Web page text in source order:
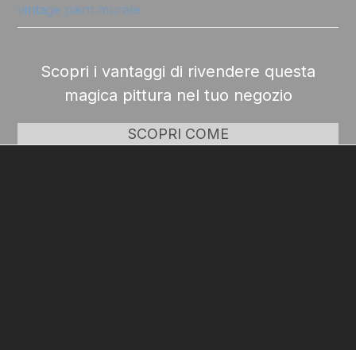
vintage paint murale
Scopri i vantaggi di rivendere questa
magica pittura nel tuo negozio
SCOPRI COME